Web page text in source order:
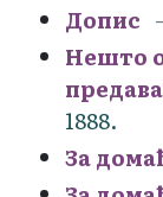
Допис
Нешто
1888.
За